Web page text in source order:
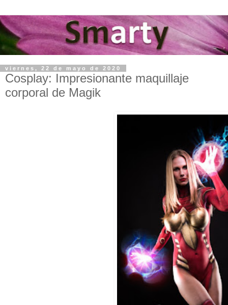
viernes, 22 de mayo de 2020
Cosplay: Impresionante maquillaje
corporal de Magik